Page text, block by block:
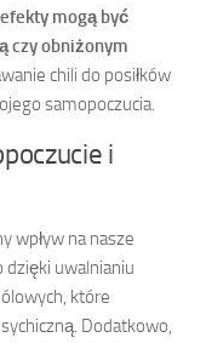
mogą być
czy obniżonym
chili do posiłków
samopoczucia.
i
wpływ na nasze
dzięki uwalnianiu
które
Dodatkowo,